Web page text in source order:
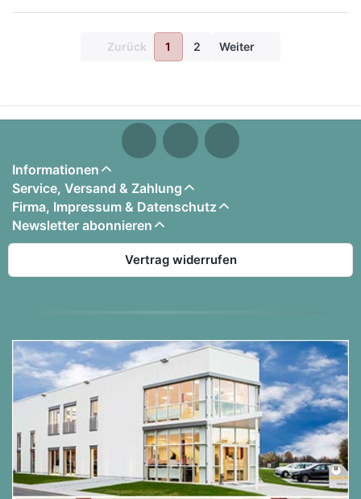
Zurück 1 2 Weiter
Informationen
Service, Versand & Zahlung
Firma, Impressum & Datenschutz
Newsletter abonnieren
Vertrag widerrufen